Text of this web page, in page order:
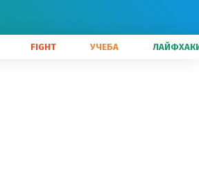
FIGHT УЧЕБА